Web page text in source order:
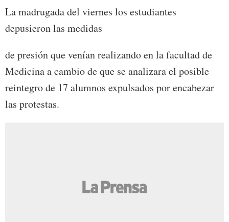
La madrugada del viernes los estudiantes
depusieron las medidas
de presión que venían realizando en la facultad de
Medicina a cambio de que se analizara el posible
reintegro de 17 alumnos expulsados por encabezar
las protestas.